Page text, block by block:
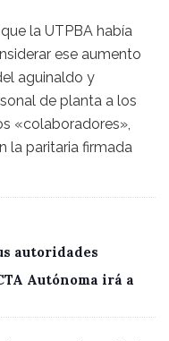
la UTPBA había
ese aumento
aguinaldo y
de planta a los
«colaboradores»,
la paritaria firmada
autoridades
Autónoma irá a